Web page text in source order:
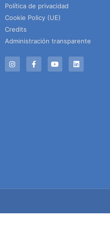
Política de privacidad
Cookie Policy (UE)
Credits
Administración transparente